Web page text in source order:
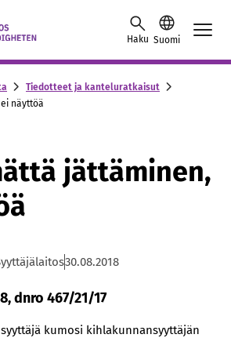
Haku Suomi
Tiedotteet ja kanteluratkaisut
näyttöä
jättäminen,
30.08.2018
dnro 467/21/17
kumosi kihlakunnansyyttäjän